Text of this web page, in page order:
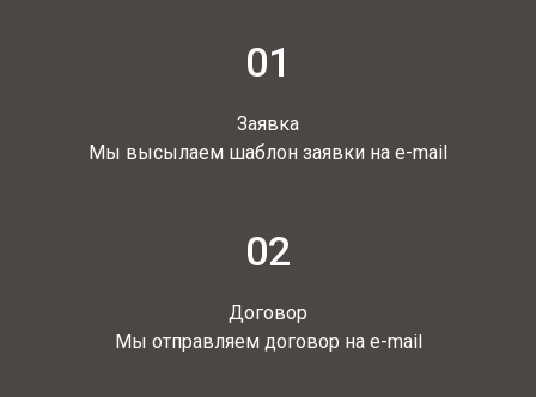
01
Заявка
Мы высылаем шаблон заявки на e-mail
02
Договор
Мы отправляем договор на e-mail